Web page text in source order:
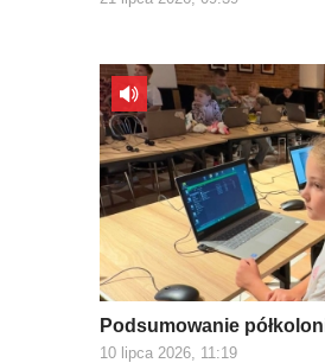
Podsumowanie
10 lipca 2026, 11:19